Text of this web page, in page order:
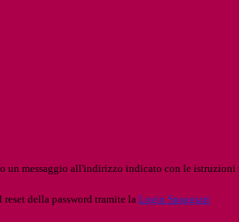
un messaggio all'indirizzo indicato con le istruzioni
della password tramite la Login Spaggiari